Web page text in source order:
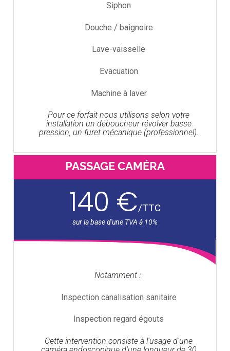
Siphon
Douche / baignoire
Lave-vaisselle
Evacuation
Machine à laver
Pour ce forfait nous utilisons selon votre
installation un déboucheur révolver basse
pression, un furet mécanique (professionnel).
PASSAGE CAMÉRA
140 €/TTC
Notamment :
Inspection canalisation sanitaire
Inspection regard égouts
Cette intervention consiste à l'usage d'une